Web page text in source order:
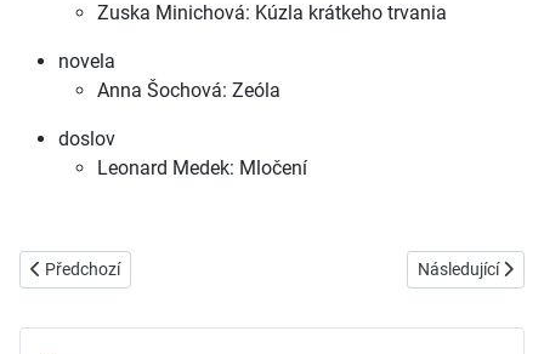
Zuska Minichová: Kúzla krátkeho trvania
novela
Anna Šochová: Zeóla
doslov
Leonard Medek: Mločení
Předchozí článek: Mlok 2007
Předchozí Další článek:
Následující